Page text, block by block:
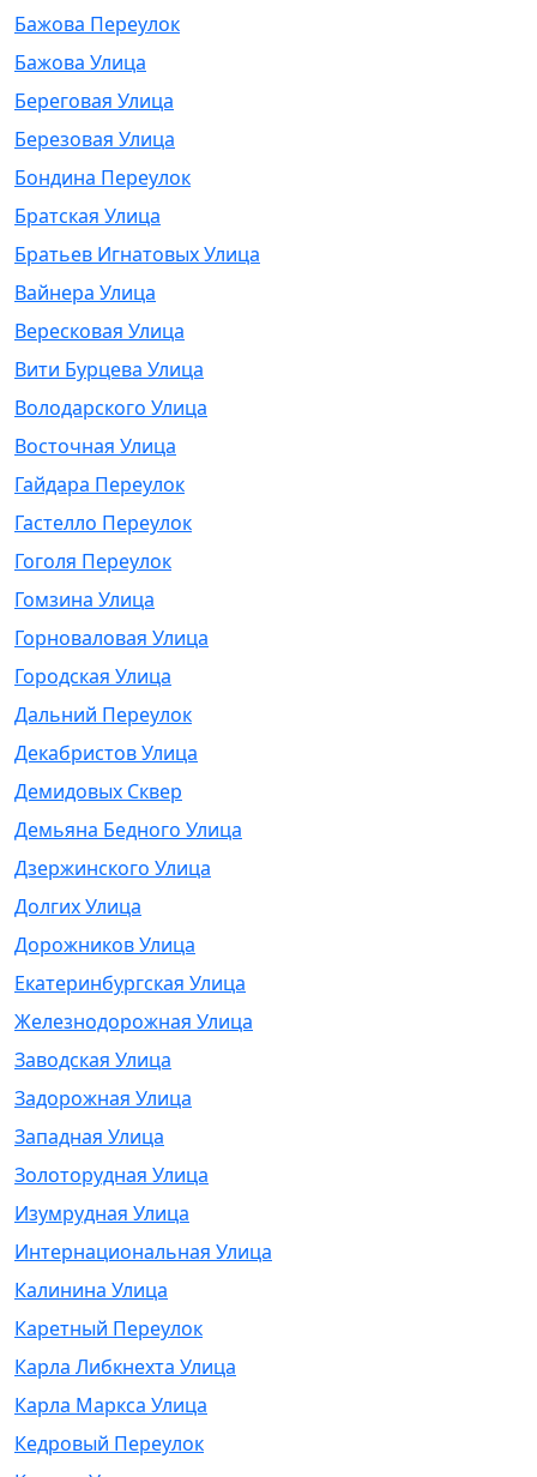
Бажова Переулок
Бажова Улица
Береговая Улица
Березовая Улица
Бондина Переулок
Братская Улица
Братьев Игнатовых Улица
Вайнера Улица
Вересковая Улица
Вити Бурцева Улица
Володарского Улица
Восточная Улица
Гайдара Переулок
Гастелло Переулок
Гоголя Переулок
Гомзина Улица
Горноваловая Улица
Городская Улица
Дальний Переулок
Декабристов Улица
Демидовых Сквер
Демьяна Бедного Улица
Дзержинского Улица
Долгих Улица
Дорожников Улица
Екатеринбургская Улица
Железнодорожная Улица
Заводская Улица
Задорожная Улица
Западная Улица
Золоторудная Улица
Изумрудная Улица
Интернациональная Улица
Калинина Улица
Каретный Переулок
Карла Либкнехта Улица
Карла Маркса Улица
Кедровый Переулок